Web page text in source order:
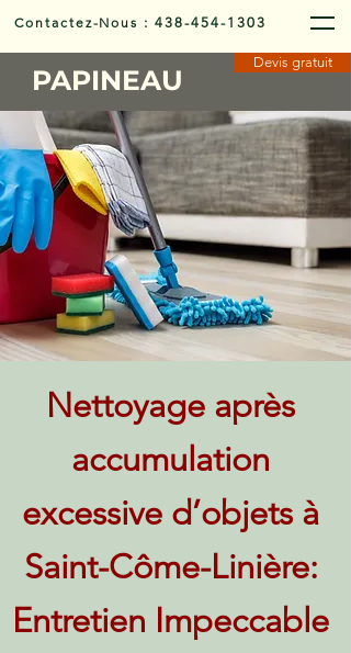
Contactez-Nous :438-454-1303
PAPINEAU
Devis gratuit
Nettoyage après
accumulation
excessive d’objets à
Saint-Côme-Linière:
Entretien Impeccable